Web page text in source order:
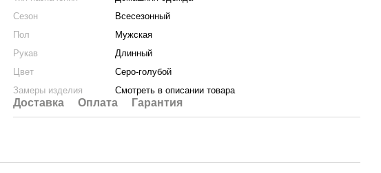
Сезон
Всесезонный
Пол
Мужская
Рукав
Длинный
Цвет
Серо-голубой
Замеры изделия
Смотреть в описании товара
Доставка Оплата Гарантия